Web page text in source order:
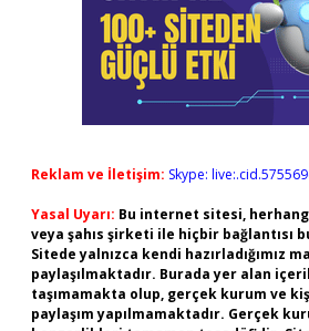
Reklam ve İletişim: Skype:
Yasal Uyarı: Bu internet sitesi,
veya şahıs şirketi ile hiçbir bağlantısı
Sitede yalnızca kendi hazırladığımız
paylaşılmaktadır. Burada yer alan
taşımamakta olup, gerçek kurum ve
paylaşım yapılmamaktadır. Gerçek